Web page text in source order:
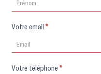
Votre email *
Votre téléphone *